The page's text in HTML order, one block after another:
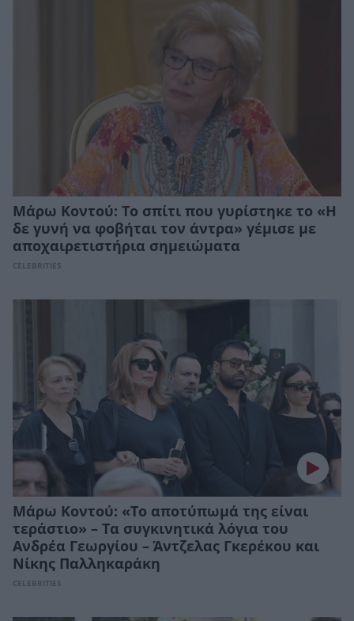
Μάρω Κοντού: Το σπίτι που γυρίστηκε το «Η
δε γυνή να φοβήται τον άντρα» γέμισε με
αποχαιρετιστήρια σημειώματα
CELEBRITIES
Μάρω Κοντού: «Το αποτύπωμά της είναι
τεράστιο» – Τα συγκινητικά λόγια του
Ανδρέα Γεωργίου – Άντζελας Γκερέκου και
Νίκης Παλληκαράκη
CELEBRITIES